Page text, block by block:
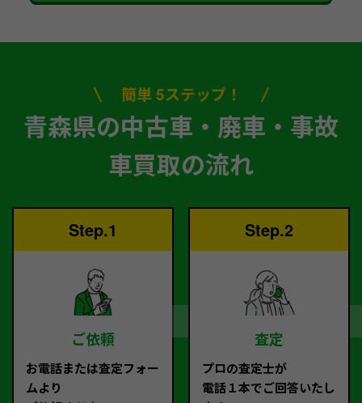
簡単 5ステップ！
青森県の中古車・廃車・事故
車買取の流れ
Step.1
ご依頼
お電話または査定フォー
ムより
Step.2
査定
プロの査定士が
電話１本でご回答いたし